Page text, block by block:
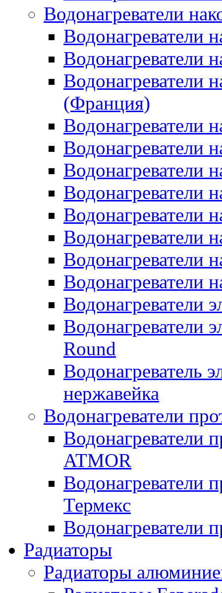
Водонагреватели
Водонагреватели
Водонагреватели
Водонагреватели
(Франция)
Водонагреватели
Водонагреватели
Водонагреватели
Водонагреватели
Водонагреватели
Водонагреватели
Водонагреватели
Водонагреватели
Водонагреватели
Водонагреватели
Round
Водонагреватель
нержавейка
Водонагреватели
Водонагреватели
ATMOR
Водонагреватели
Термекс
Водонагреватели
Радиаторы
Радиаторы